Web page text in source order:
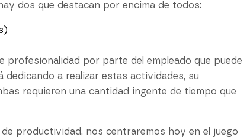
dos que destacan por encima de todos:
por parte del empleado que puede
dedicando a realizar estas actividades, su
requieren una cantidad ingente de tiempo que
productividad, nos centraremos hoy en el juego